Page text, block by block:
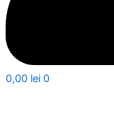
0,00 lei 0